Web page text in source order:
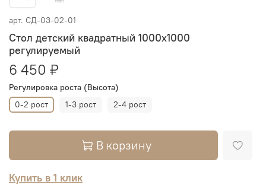
арт. СД-03-02-01
Стол детский квадратный 1000х1000
регулируемый
6 450 ₽
Регулировка роста (Высота)
0-2 рост 1-3 рост 2-4 рост
В корзину
Купить в 1 клик